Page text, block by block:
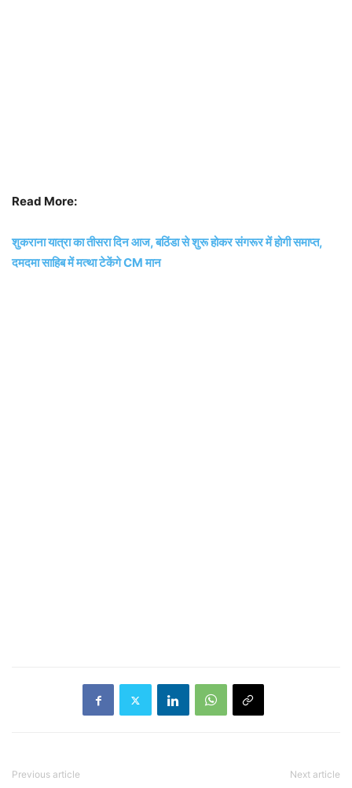
Read More:
शुकराना यात्रा का तीसरा दिन आज, बठिंडा से शुरू होकर संगरूर में होगी समाप्त,
दमदमा साहिब में मत्था टेकेंगे CM मान
Previous article Next article